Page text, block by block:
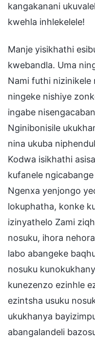
kangakanani
kwehla inhlekelele!
Manje yisikhathi
kwebandla. Uma
Nami futhi nizinikele
ningeke nishiye
ingabe
Nginibonisile
nina ukuba
Kodwa isikhathi
kufanele
Ngenxa yenjongo
lokuphatha, konke
izinyathelo Zami
nosuku, ihora
labo abangeke
nosuku
kunezenzo ezinhle
ezintsha usuku
ukukhanya
abangalandeli